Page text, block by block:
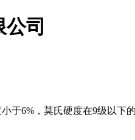
司
6%，莫氏硬度在9级以下